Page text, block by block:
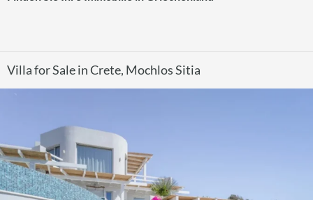
Villa for Sale in Crete, Mochlos Sitia